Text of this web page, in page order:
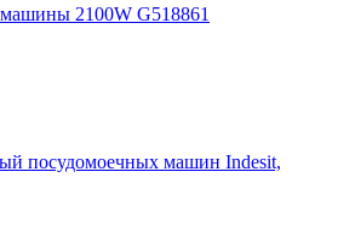
2100W G518861
посудомоечных машин Indesit,